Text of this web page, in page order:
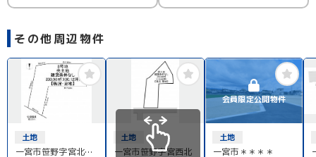
その他周辺物件
土地
一宮市笹野字宮北田
土地
一宮市笹野字宮西北
会員限定公開物件
土地
一宮市＊＊＊＊